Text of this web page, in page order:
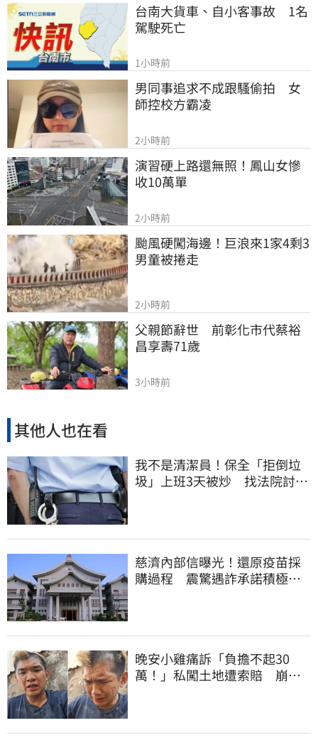
台南大貨車、自小客事故　1名
駕駛死亡
1小時前
男同事追求不成跟騷偷拍　女
師控校方霸凌
2小時前
演習硬上路還無照！鳳山女慘
收10萬單
2小時前
颱風硬闖海邊！巨浪來1家4剩3
男童被捲走
2小時前
父親節辭世　前彰化市代蔡裕
昌享壽71歲
3小時前
其他人也在看
我不是清潔員！保全「拒倒垃
圾」上班3天被炒 找法院討公
慈濟內部信曝光！還原疫苗採
購過程 震驚遇詐承諾積極追
晚安小雞痛訴「負擔不起30
萬！」私闖土地遭索賠 崩